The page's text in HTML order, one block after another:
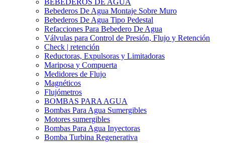
BEBEDEROS DE AGUA
Bebederos De Agua Montaje Sobre Muro
Bebederos De Agua Tipo Pedestal
Refacciones Para Bebedero De Agua
Válvulas para Control de Presión, Flujo y Retención
Check | retención
Reductoras, Expulsoras y Limitadoras
Mariposa y Compuerta
Medidores de Flujo
Magnéticos
Flujómetros
BOMBAS PARA AGUA
Bombas Para Agua Sumergibles
Motores sumergibles
Bombas Para Agua Inyectoras
Bomba Turbina Regenerativa